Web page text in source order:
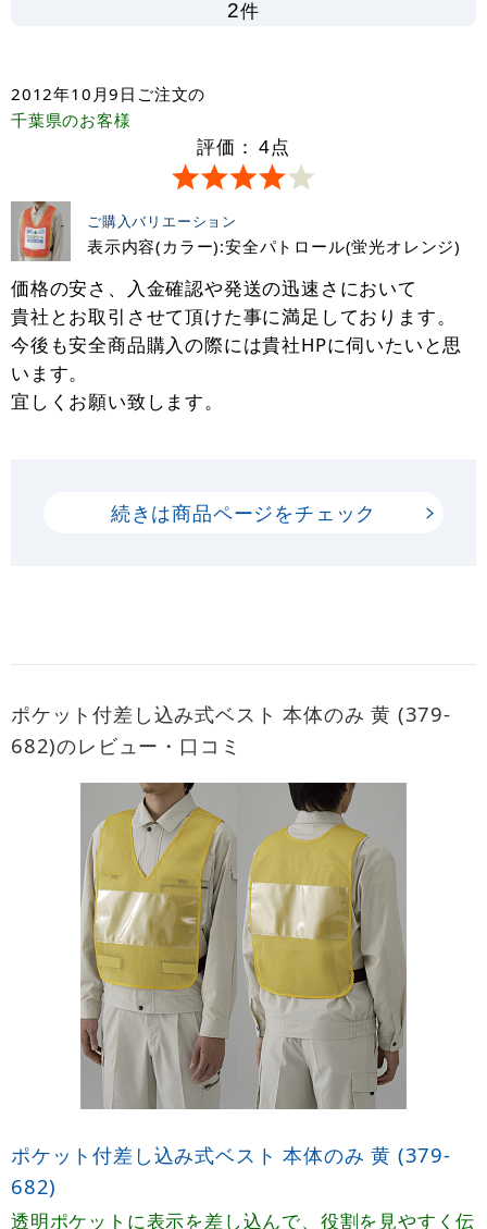
2件
2012年10月9日 ご注文の
千葉県のお客様
評価： 4点
ご購入バリエーション
表示内容(カラー):安全パトロール(蛍光オレンジ)
価格の安さ、入金確認や発送の迅速さにおいて
貴社とお取引させて頂けた事に満足しております。
今後も安全商品購入の際には貴社HPに伺いたいと思
います。
宜しくお願い致します。
続きは商品ページをチェック
ポケット付差し込み式ベスト 本体のみ 黄 (379-
682)のレビュー・口コミ
ポケット付差し込み式ベスト 本体のみ 黄 (379-
682)
透明ポケットに表示を差し込んで、役割を見やすく伝